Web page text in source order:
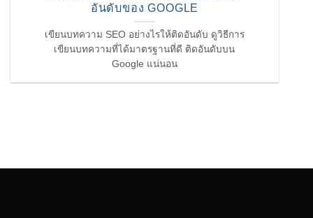
อันดับของ GOOGLE
เขียนบทความ SEO อย่างไรให้ติดอันดับ ดูวิธีการ
เขียนบทความที่ได้มาตรฐานที่ดี ติดอันดับบน
Google แน่นอน